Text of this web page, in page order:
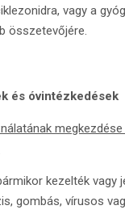
vagy a
összetevőjére.
és óvintézkedések
kezelték vagy
gombás, vírusos